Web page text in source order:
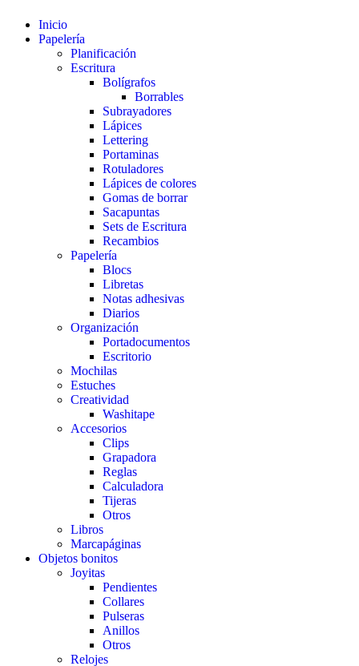
Inicio
Papelería
Planificación
Escritura
Bolígrafos
Borrables
Subrayadores
Lápices
Lettering
Portaminas
Rotuladores
Lápices de colores
Gomas de borrar
Sacapuntas
Sets de Escritura
Recambios
Papelería
Blocs
Libretas
Notas adhesivas
Diarios
Organización
Portadocumentos
Escritorio
Mochilas
Estuches
Creatividad
Washitape
Accesorios
Clips
Grapadora
Reglas
Calculadora
Tijeras
Otros
Libros
Marcapáginas
Objetos bonitos
Joyitas
Pendientes
Collares
Pulseras
Anillos
Otros
Relojes